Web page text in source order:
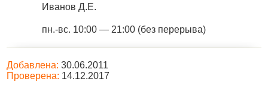
Иванов Д.Е.
пн.-вс. 10:00 — 21:00 (без перерыва)
Добавлена: 30.06.2011
Проверена: 14.12.2017